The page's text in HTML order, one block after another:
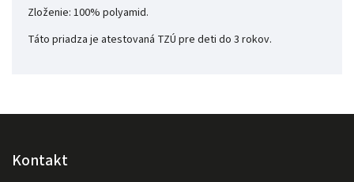
Zloženie: 100% polyamid.
Táto priadza je atestovaná TZÚ pre deti do 3 rokov.
Kontakt